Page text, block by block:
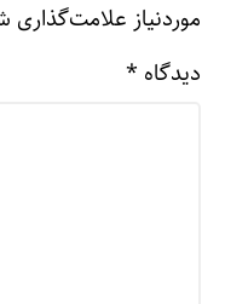
موردنیاز علامت‌گذاری
دیدگاه *